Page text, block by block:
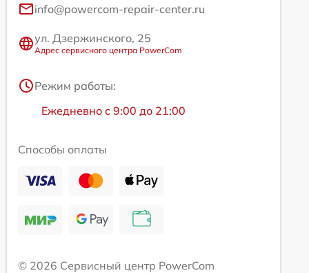
info@powercom-repair-center.ru
ул. Дзержинского, 25
Адрес сервисного центра PowerCom
Режим работы:
Ежедневно с 9:00 до 21:00
Способы оплаты
© 2026 Сервисный центр PowerCom